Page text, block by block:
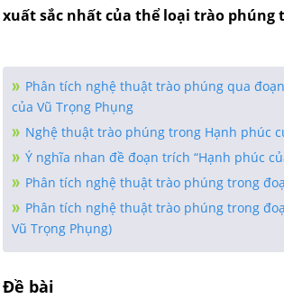
xuất sắc nhất của thể loại trào phúng
Phân tích nghệ thuật trào phúng qua
của Vũ Trọng Phụng
Nghệ thuật trào phúng trong Hạnh phúc
Ý nghĩa nhan đề đoạn trích “Hạnh phúc
Phân tích nghệ thuật trào phúng trong
Phân tích nghệ thuật trào phúng trong
Vũ Trọng Phụng)
Đề bài